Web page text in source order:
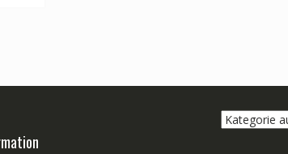
Kategorie